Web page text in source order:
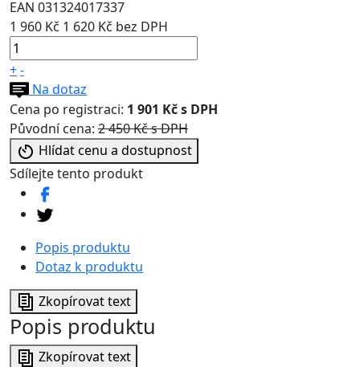
EAN 031324017337
1 960 Kč 1 620 Kč bez DPH
+-
Na dotaz
Cena po registraci: 1 901 Kč s DPH
Původní cena: 2 450 Kč s DPH
Hlídat cenu a dostupnost
Sdílejte tento produkt
Popis produktu
Dotaz k produktu
Zkopírovat text
Popis produktu
Zkopírovat text